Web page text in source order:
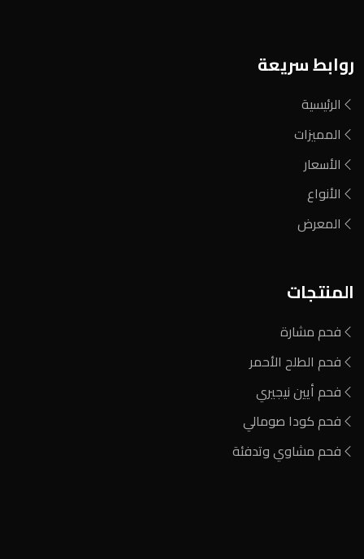
روابط سريعة
الرئيسية
المميزات
الأسعار
الأنواع
المعرض
المنتجات
فحم مشارة
فحم الطلح الأحمر
فحم أيين نيجيري
فحم كودا صومالي
فحم مشاوي وتدفئة